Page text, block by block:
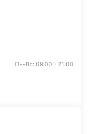
Пн-Вс: 09:00 - 21:00